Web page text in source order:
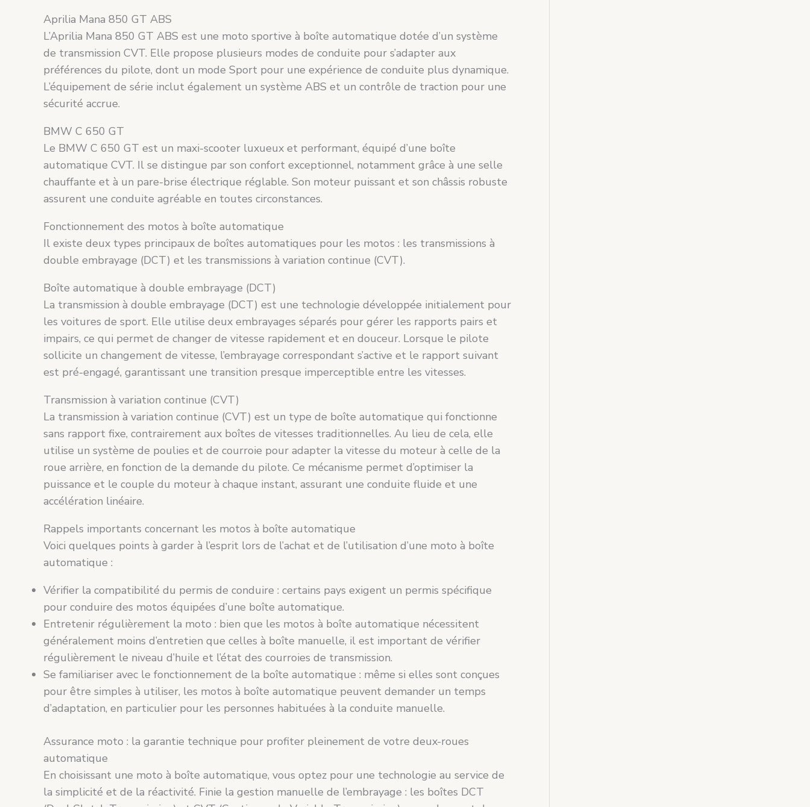
Aprilia Mana 850 GT ABS
L’Aprilia Mana 850 GT ABS est une moto sportive à boîte automatique dotée d’un système
de transmission CVT. Elle propose plusieurs modes de conduite pour s’adapter aux
préférences du pilote, dont un mode Sport pour une expérience de conduite plus dynamique.
L’équipement de série inclut également un système ABS et un contrôle de traction pour une
sécurité accrue.
BMW C 650 GT
Le BMW C 650 GT est un maxi-scooter luxueux et performant, équipé d’une boîte
automatique CVT. Il se distingue par son confort exceptionnel, notamment grâce à une selle
chauffante et à un pare-brise électrique réglable. Son moteur puissant et son châssis robuste
assurent une conduite agréable en toutes circonstances.
Fonctionnement des motos à boîte automatique
Il existe deux types principaux de boîtes automatiques pour les motos : les transmissions à
double embrayage (DCT) et les transmissions à variation continue (CVT).
Boîte automatique à double embrayage (DCT)
La transmission à double embrayage (DCT) est une technologie développée initialement pour
les voitures de sport. Elle utilise deux embrayages séparés pour gérer les rapports pairs et
impairs, ce qui permet de changer de vitesse rapidement et en douceur. Lorsque le pilote
sollicite un changement de vitesse, l’embrayage correspondant s’active et le rapport suivant
est pré-engagé, garantissant une transition presque imperceptible entre les vitesses.
Transmission à variation continue (CVT)
La transmission à variation continue (CVT) est un type de boîte automatique qui fonctionne
sans rapport fixe, contrairement aux boîtes de vitesses traditionnelles. Au lieu de cela, elle
utilise un système de poulies et de courroie pour adapter la vitesse du moteur à celle de la
roue arrière, en fonction de la demande du pilote. Ce mécanisme permet d’optimiser la
puissance et le couple du moteur à chaque instant, assurant une conduite fluide et une
accélération linéaire.
Rappels importants concernant les motos à boîte automatique
Voici quelques points à garder à l’esprit lors de l’achat et de l’utilisation d’une moto à boîte
automatique :
Vérifier la compatibilité du permis de conduire : certains pays exigent un permis spécifique
pour conduire des motos équipées d’une boîte automatique.
Entretenir régulièrement la moto : bien que les motos à boîte automatique nécessitent
généralement moins d’entretien que celles à boîte manuelle, il est important de vérifier
régulièrement le niveau d’huile et l’état des courroies de transmission.
Se familiariser avec le fonctionnement de la boîte automatique : même si elles sont conçues
pour être simples à utiliser, les motos à boîte automatique peuvent demander un temps
d’adaptation, en particulier pour les personnes habituées à la conduite manuelle.
Assurance moto : la garantie technique pour profiter pleinement de votre deux-roues
automatique
En choisissant une moto à boîte automatique, vous optez pour une technologie au service de
la simplicité et de la réactivité. Finie la gestion manuelle de l’embrayage : les boîtes DCT